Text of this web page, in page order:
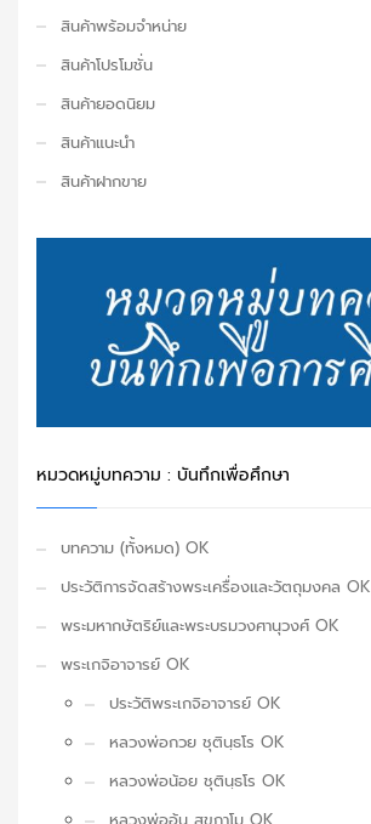
สินค้าพร้อมจำหน่าย
สินค้าโปรโมชั่น
สินค้ายอดนิยม
สินค้าแนะนำ
สินค้าฝากขาย
หมวดหมู่บทความ : บันทึกเพื่อศึกษา
บทความ (ทั้งหมด) OK
ประวัติการจัดสร้างพระเครื่องและวัตถุมงคล OK
พระมหากษัตริย์และพระบรมวงศานุวงศ์ OK
พระเกจิอาจารย์ OK
ประวัติพระเกจิอาจารย์ OK
หลวงพ่อกวย ชุตินฺธโร OK
หลวงพ่อน้อย ชุตินฺธโร OK